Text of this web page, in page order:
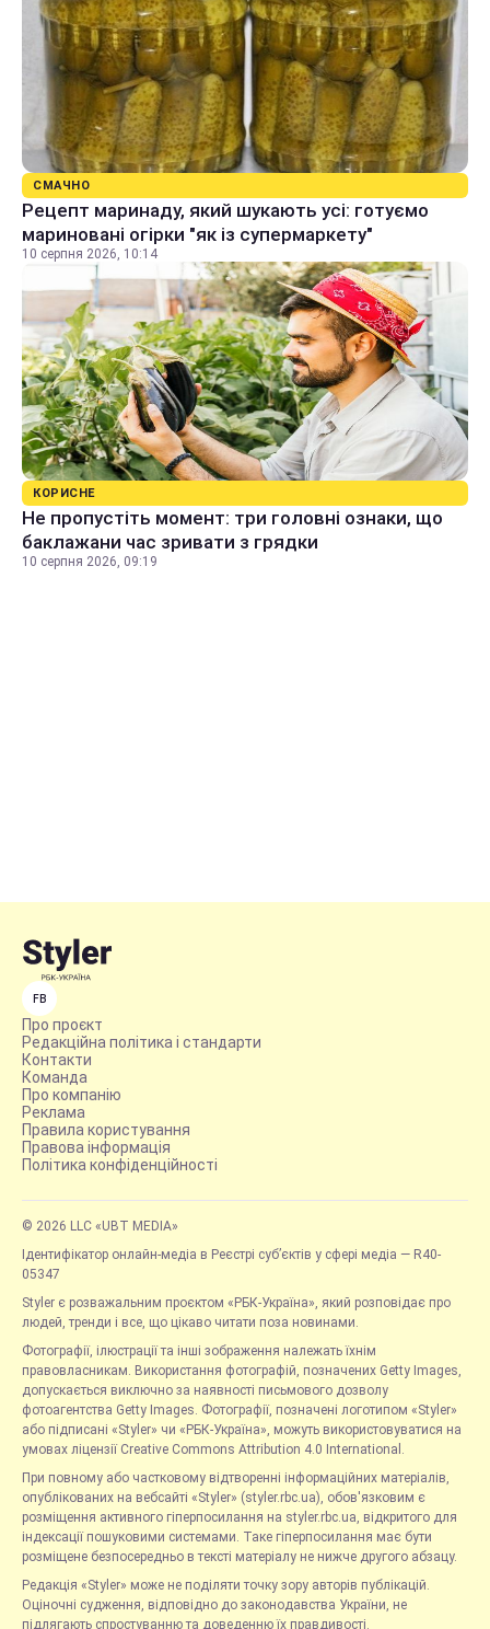
СМАЧНО
Рецепт маринаду, який шукають усі: готуємо
мариновані огірки "як із супермаркету"
10 серпня 2026, 10:14
КОРИСНЕ
Не пропустіть момент: три головні ознаки, що
баклажани час зривати з грядки
10 серпня 2026, 09:19
FB
Про проєкт
Редакційна політика і стандарти
Контакти
Команда
Про компанію
Реклама
Правила користування
Правова інформація
Політика конфіденційності
© 2026 LLC «UBT MEDIA»
Ідентифікатор онлайн-медіа в Реєстрі суб’єктів у сфері медіа — R40-
05347
Styler є розважальним проєктом «РБК-Україна», який розповідає про
людей, тренди і все, що цікаво читати поза новинами.
Фотографії, ілюстрації та інші зображення належать їхнім
правовласникам. Використання фотографій, позначених Getty Images,
допускається виключно за наявності письмового дозволу
фотоагентства Getty Images. Фотографії, позначені логотипом «Styler»
або підписані «Styler» чи «РБК-Україна», можуть використовуватися на
умовах ліцензії Creative Commons Attribution 4.0 International.
При повному або частковому відтворенні інформаційних матеріалів,
опублікованих на вебсайті «Styler» (styler.rbc.ua), обов'язковим є
розміщення активного гіперпосилання на styler.rbc.ua, відкритого для
індексації пошуковими системами. Таке гіперпосилання має бути
розміщене безпосередньо в тексті матеріалу не нижче другого абзацу.
Редакція «Styler» може не поділяти точку зору авторів публікацій.
Оціночні судження, відповідно до законодавства України, не
підлягають спростуванню та доведенню їх правдивості.